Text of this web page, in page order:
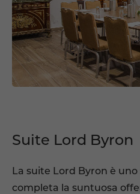
Suite Lord Byron
La suite Lord Byron è
completa la suntuosa